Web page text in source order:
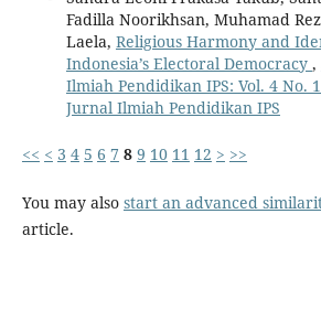
Fadilla Noorikhsan, Muhamad
Laela, Religious Harmony and
Indonesia’s Electoral Democracy ,
Ilmiah Pendidikan IPS: Vol. 4 No.
Jurnal Ilmiah Pendidikan IPS
<< < 3 4 5 6 7 8 9 10 11 12 > >>
You may also start an advanced
article.